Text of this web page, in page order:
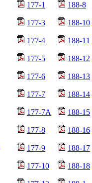
177-1
177-3
177-4
177-5
177-6
177-7
177-7А
177-8
177-9
177-10
188-8
188-10
188-11
188-12
188-13
188-14
188-15
188-16
188-17
188-18